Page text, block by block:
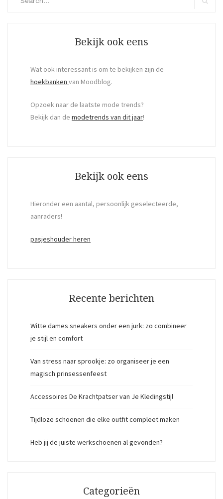
Bekijk ook eens
Wat ook interessant is om te bekijken zijn de
hoekbanken van Moodblog.
Opzoek naar de laatste mode trends?
Bekijk dan de modetrends van dit jaar!
Bekijk ook eens
Hieronder een aantal, persoonlijk geselecteerde,
aanraders!
pasjeshouder heren
Recente berichten
Witte dames sneakers onder een jurk: zo combineer
je stijl en comfort
Van stress naar sprookje: zo organiseer je een
magisch prinsessenfeest
Accessoires De Krachtpatser van Je Kledingstijl
Tijdloze schoenen die elke outfit compleet maken
Heb jij de juiste werkschoenen al gevonden?
Categorieën